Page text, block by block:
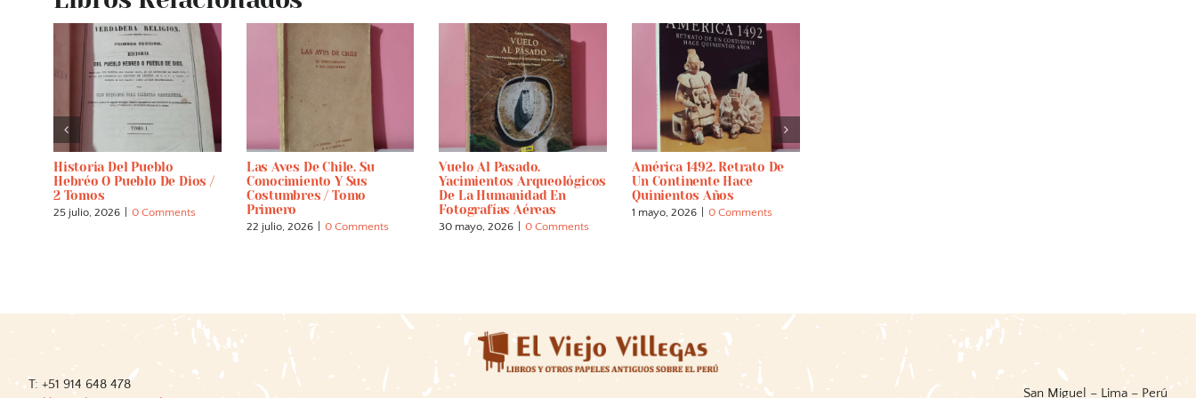
Historia Del Pueblo
Hebréo O Pueblo De Dios /
2 Tomos
25 julio, 2026 0 Comments
Las Aves De Chile. Su
Conocimiento Y Sus
Costumbres / Tomo
Primero
22 julio, 2026 0 Comments
Vuelo Al Pasado.
Yacimientos Arqueológicos
De La Humanidad En
Fotografías Aéreas
30 mayo, 2026 0 Comments
América 1492. Retrato De
Un Continente Hace
Quinientos Años
1 mayo, 2026 0 Comments
T: +51 914 648 478
San Miguel – Lima – Perú